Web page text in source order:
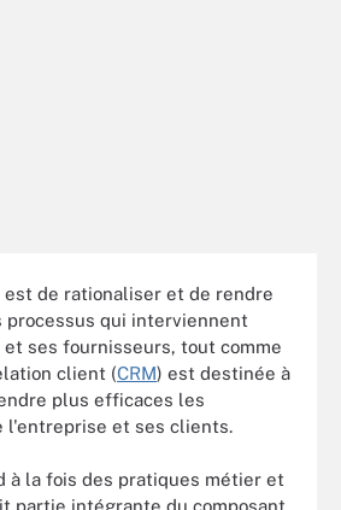
est de rationaliser et de rendre
qui interviennent
ses fournisseurs, tout comme
client (CRM) est destinée à
plus efficaces les
l'entreprise et ses clients.
à la fois des pratiques métier et
partie intégrante du composant